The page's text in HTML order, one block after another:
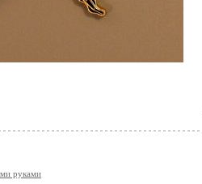
руками